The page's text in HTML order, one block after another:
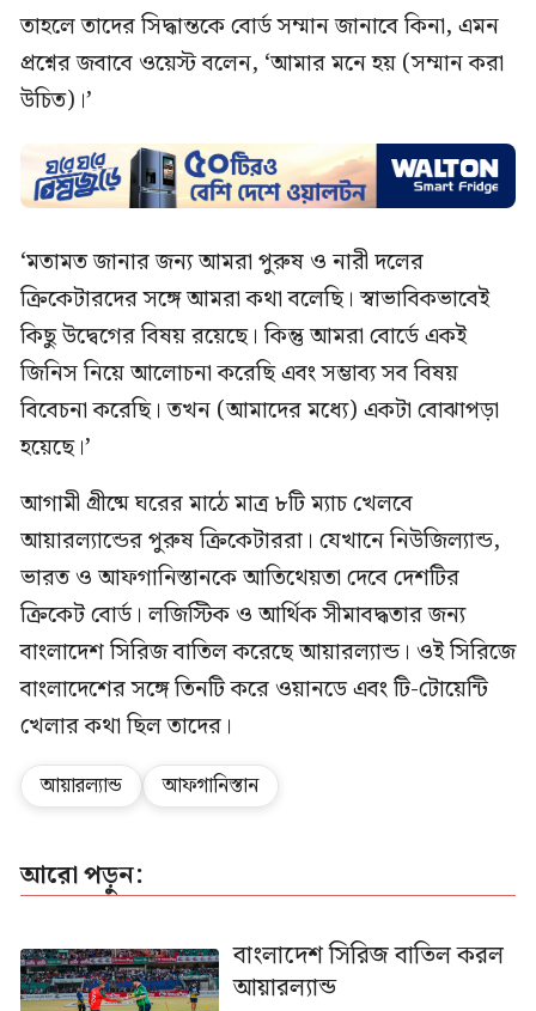
তাহলে তাদের সিদ্ধান্তকে বোর্ড সম্মান জানাবে কিনা, এমন
প্রশ্নের জবাবে ওয়েস্ট বলেন, ‘আমার মনে হয় (সম্মান করা
উচিত)।’
‘মতামত জানার জন্য আমরা পুরুষ ও নারী দলের
ক্রিকেটারদের সঙ্গে আমরা কথা বলেছি। স্বাভাবিকভাবেই
কিছু ‍উদ্বেগের বিষয় রয়েছে। কিন্তু আমরা বোর্ডে একই
জিনিস নিয়ে আলোচনা করেছি এবং সম্ভাব্য সব বিষয়
বিবেচনা করেছি। তখন (আমাদের মধ্যে) একটা বোঝাপড়া
হয়েছে।’
আগামী গ্রীষ্মে ঘরের মাঠে মাত্র ৮টি ম্যাচ খেলবে
আয়ারল্যান্ডের পুরুষ ক্রিকেটাররা। যেখানে নিউজিল্যান্ড,
ভারত ও আফগানিস্তানকে আতিথেয়তা দেবে দেশটির
ক্রিকেট বোর্ড। লজিস্টিক ও আর্থিক সীমাবদ্ধতার জন্য
বাংলাদেশ সিরিজ বাতিল করেছে আয়ারল্যান্ড। ওই সিরিজে
বাংলাদেশের সঙ্গে তিনটি করে ওয়ানডে এবং টি-টোয়েন্টি
খেলার কথা ছিল তাদের।
আয়ারল্যান্ড আফগানিস্তান
আরো পড়ুন:
বাংলাদেশ সিরিজ বাতিল করল
আয়ারল্যান্ড